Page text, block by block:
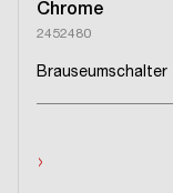
Chrome
2452480
Brauseumschalter
›